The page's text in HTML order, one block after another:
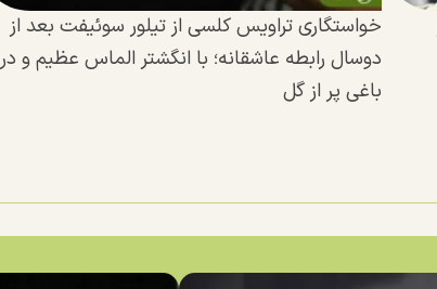
خواستگاری تراویس کلسی از تیلور سوئیفت بعد از
دوسال رابطه عاشقانه؛ با انگشتر الماس عظیم و در
باغی پر از گل